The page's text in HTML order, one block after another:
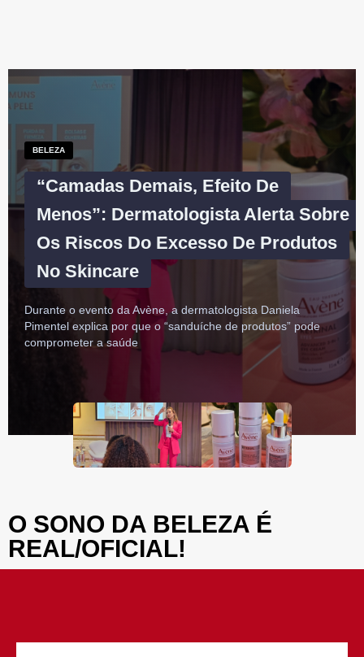
BELEZA
“Camadas Demais, Efeito De
Menos”: Dermatologista Alerta Sobre
Os Riscos Do Excesso De Produtos
No Skincare
Durante o evento da Avène, a dermatologista Daniela
Pimentel explica por que o “sanduíche de produtos” pode
comprometer a saúde
O SONO DA BELEZA É
REAL/OFICIAL!